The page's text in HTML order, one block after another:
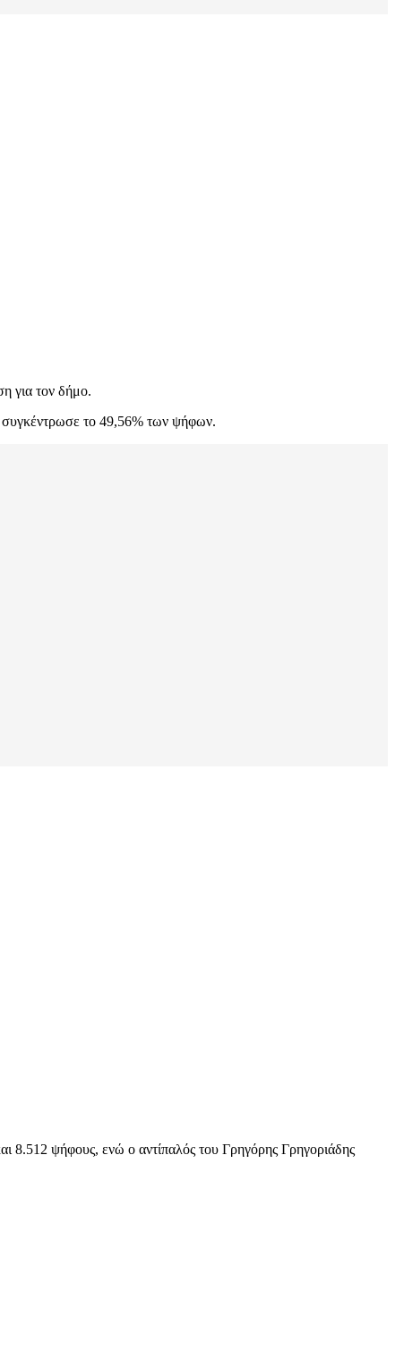
για τον δήμο.
συγκέντρωσε το 49,56% των ψήφων.
8.512 ψήφους, ενώ ο αντίπαλός του Γρηγόρης Γρηγοριάδης